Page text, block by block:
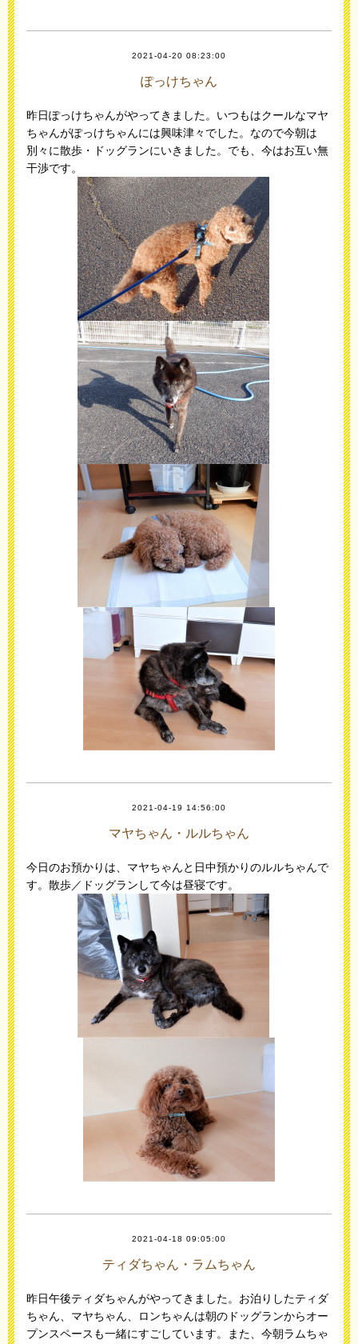
2021-04-20 08:23:00
ぽっけちゃん
昨日ぽっけちゃんがやってきました。いつもはクールなマヤ
ちゃんがぽっけちゃんには興味津々でした。なので今朝は
別々に散歩・ドッグランにいきました。でも、今はお互い無
干渉です。
2021-04-19 14:56:00
マヤちゃん・ルルちゃん
今日のお預かりは、マヤちゃんと日中預かりのルルちゃんで
す。散歩／ドッグランして今は昼寝です。
2021-04-18 09:05:00
ティダちゃん・ラムちゃん
昨日午後ティダちゃんがやってきました。お泊りしたティダ
ちゃん、マヤちゃん、ロンちゃんは朝のドッグランからオー
プンスペースも一緒にすごしています。また、今朝ラムちゃ